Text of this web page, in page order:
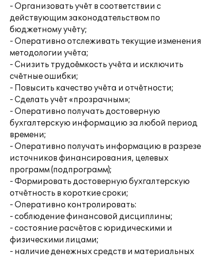
- Организовать учёт в соответствии с
действующим законодательством по
бюджетному учёту;
- Оперативно отслеживать текущие изменения
методологии учёта;
- Снизить трудоёмкость учёта и исключить
счётные ошибки;
- Повысить качество учёта и отчётности;
- Сделать учёт «прозрачным»;
- Оперативно получать достоверную
бухгалтерскую информацию за любой период
времени;
- Оперативно получать информацию в разрезе
источников финансирования, целевых
программ (подпрограмм);
- Формировать достоверную бухгалтерскую
отчётность в короткие сроки;
- Оперативно контролировать:
- соблюдение финансовой дисциплины;
- состояние расчётов с юридическими и
физическими лицами;
- наличие денежных средств и материальных